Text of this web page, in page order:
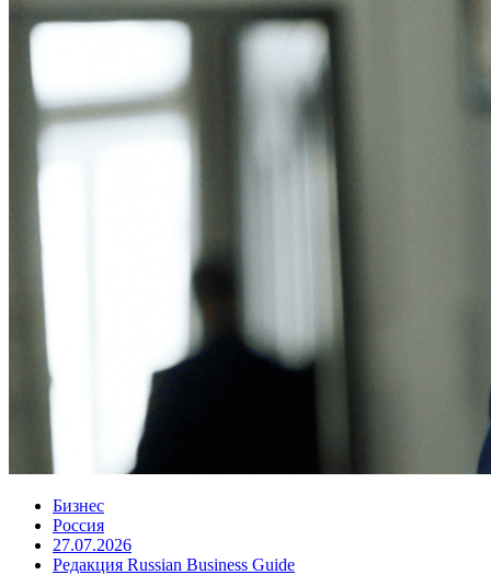
Бизнес
Россия
27.07.2026
Редакция Russian Business Guide